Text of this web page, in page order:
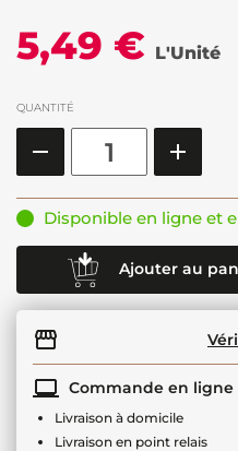
5,49 € L'Unité
QUANTITÉ
Disponible en ligne et
Ajouter au
Commande en ligne
Livraison à domicile
Livraison en point relais